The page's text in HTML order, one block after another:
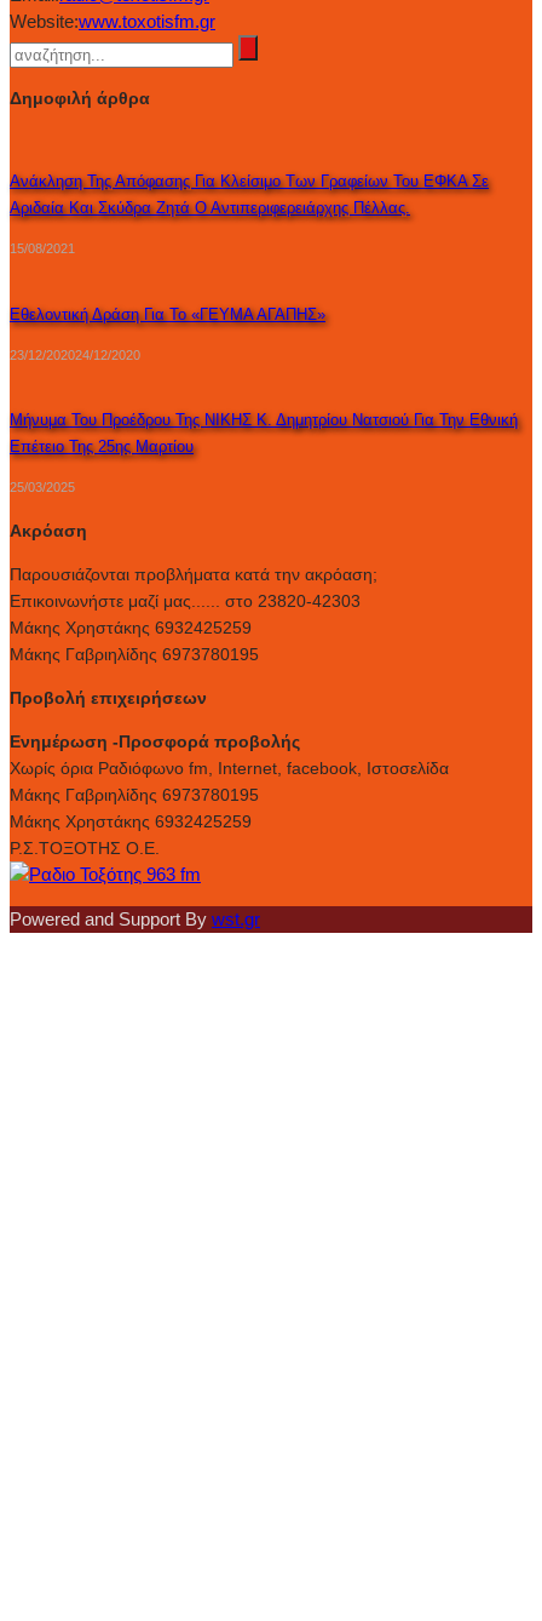
Website:www.toxotisfm.gr
Δημοφιλή άρθρα
Ανάκληση Της Απόφασης Για Κλείσιμο Των Γραφείων Του ΕΦΚΑ Σε
Αριδαία Και Σκύδρα Ζητά Ο Αντιπεριφερειάρχης Πέλλας.
15/08/2021
Εθελοντική Δράση Για Το «ΓΕΥΜΑ ΑΓΑΠΗΣ»
23/12/202024/12/2020
Μήνυμα Του Προέδρου Της ΝΙΚΗΣ Κ. Δημητρίου Νατσιού Για Την Εθνική
Επέτειο Της 25ης Μαρτίου
25/03/2025
Ακρόαση
Παρουσιάζονται προβλήματα κατά την ακρόαση;
Επικοινωνήστε μαζί μας...... στο 23820-42303
Μάκης Χρηστάκης 6932425259
Μάκης Γαβριηλίδης 6973780195
Προβολή επιχειρήσεων
Ενημέρωση -Προσφορά προβολής
Xωρίς όρια Ραδιόφωνο fm, Internet, facebook, Ιστοσελίδα
Μάκης Γαβριηλίδης 6973780195
Μάκης Χρηστάκης 6932425259
Ρ.Σ.ΤΟΞΟΤΗΣ Ο.Ε.
Powered and Support By wst.gr